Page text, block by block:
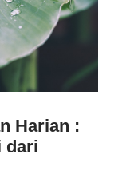
Harian :
dari